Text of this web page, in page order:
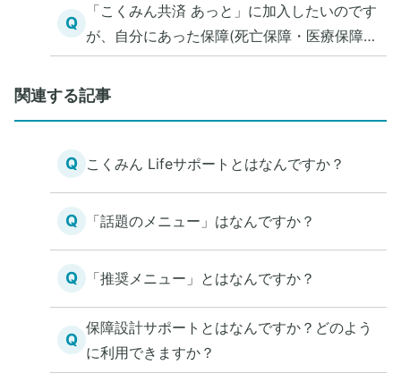
Q
「こくみん共済 あっと」に加入したいのです
が、自分にあった保障(死亡保障・医療保障)
を知る方法を教えてください。
関連する記事
Q こくみん Lifeサポートとはなんですか？
Q 「話題のメニュー」はなんですか？
Q 「推奨メニュー」とはなんですか？
Q
保障設計サポートとはなんですか？どのよう
に利用できますか？